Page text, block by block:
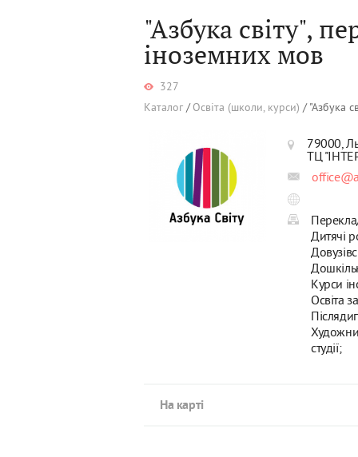
Волинь
Закарпаття
Чернівці
Шептицький
"Азбука світу",
іноземних мов
327
Каталог
Освіта (школи, курси) "Азбука
79000,
ТЦ
Дитячі
Курси
Освіта
студії;
На карті